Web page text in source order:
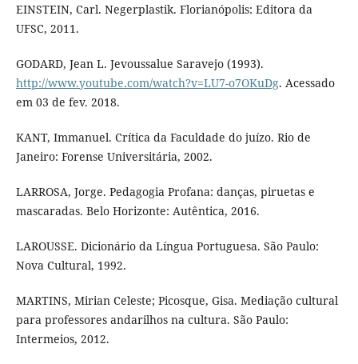
EINSTEIN, Carl. Negerplastik. Florianópolis: Editora da
UFSC, 2011.
GODARD, Jean L. Jevoussalue Saravejo (1993).
http://www.youtube.com/watch?v=LU7-o7OKuDg. Acessado
em 03 de fev. 2018.
KANT, Immanuel. Crítica da Faculdade do juízo. Rio de
Janeiro: Forense Universitária, 2002.
LARROSA, Jorge. Pedagogia Profana: danças, piruetas e
mascaradas. Belo Horizonte: Autêntica, 2016.
LAROUSSE. Dicionário da Língua Portuguesa. São Paulo:
Nova Cultural, 1992.
MARTINS, Mirian Celeste; Picosque, Gisa. Mediação cultural
para professores andarilhos na cultura. São Paulo:
Intermeios, 2012.